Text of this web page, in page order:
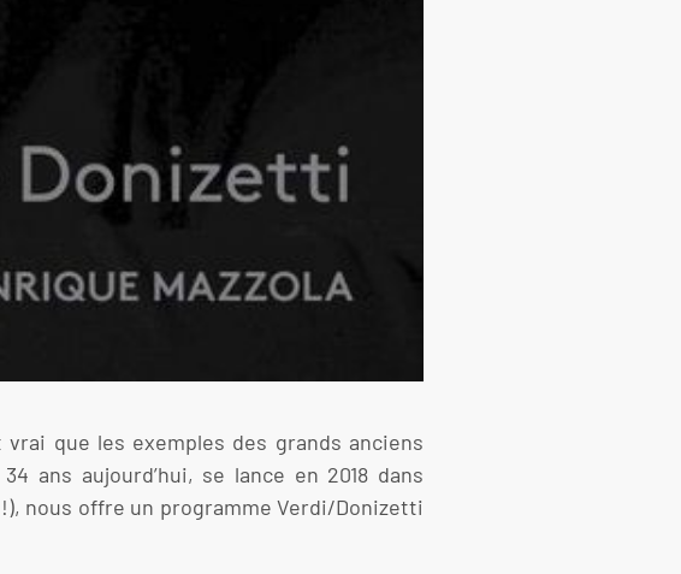
que les exemples des grands anciens
ans aujourd’hui, se lance en 2018 dans
nous offre un programme Verdi/Donizetti